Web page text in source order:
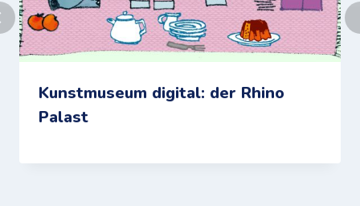
Kunstmuseum digital: der Rhino
Palast